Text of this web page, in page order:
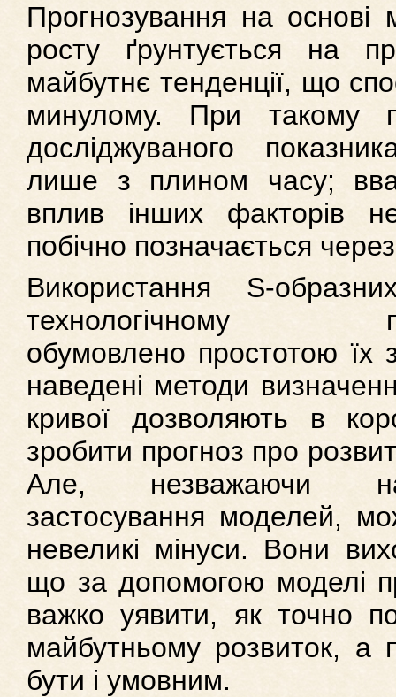
Прогнозування на основі
росту ґрунтується на
майбутнє тенденції, що
минулому. При такому
досліджуваного
лише з плином часу;
вплив інших факторів
побічно позначається
Використання S-
технологічному
обумовлено простотою їх
наведені методи
кривої дозволяють в
зробити прогноз про
Але, незважаючи
застосування моделей,
невеликі мінуси. Вони
що за допомогою моделі
важко уявити, як точно
майбутньому розвиток, а
бути і умовним.